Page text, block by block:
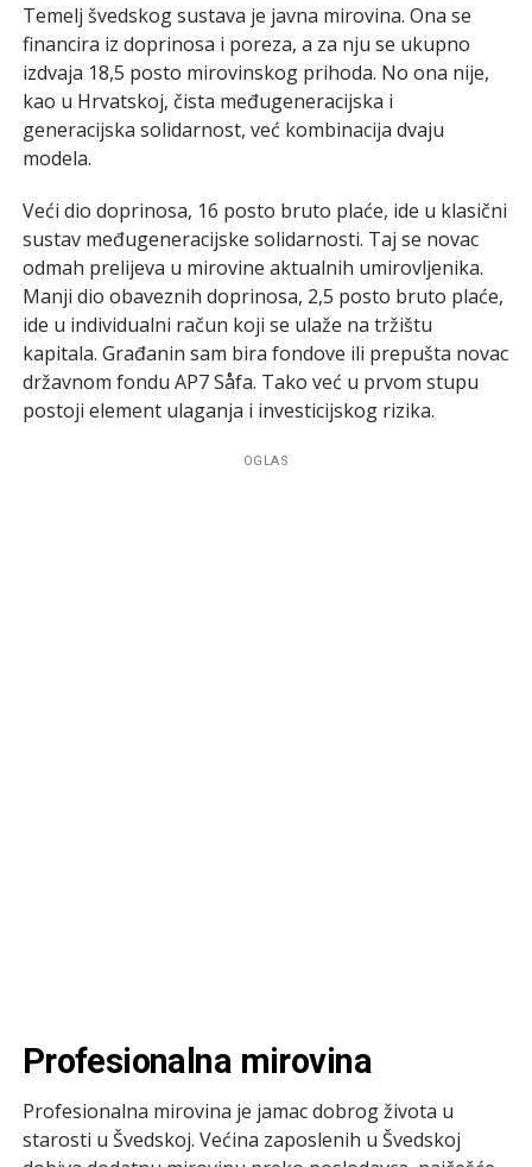
Temelj švedskog sustava je javna mirovina. Ona se
financira iz doprinosa i poreza, a za nju se ukupno
izdvaja 18,5 posto mirovinskog prihoda. No ona nije,
kao u Hrvatskoj, čista međugeneracijska i
generacijska solidarnost, već kombinacija dvaju
modela.
Veći dio doprinosa, 16 posto bruto plaće, ide u klasični
sustav međugeneracijske solidarnosti. Taj se novac
odmah prelijeva u mirovine aktualnih umirovljenika.
Manji dio obaveznih doprinosa, 2,5 posto bruto plaće,
ide u individualni račun koji se ulaže na tržištu
kapitala. Građanin sam bira fondove ili prepušta novac
državnom fondu AP7 Såfa. Tako već u prvom stupu
postoji element ulaganja i investicijskog rizika.
OGLAS
Profesionalna mirovina
Profesionalna mirovina je jamac dobrog života u
starosti u Švedskoj. Većina zaposlenih u Švedskoj